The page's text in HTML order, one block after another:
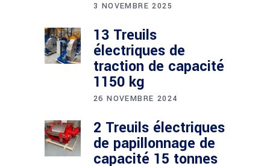
3 NOVEMBRE 2025
13 Treuils
électriques de
traction de capacité
1150 kg
26 NOVEMBRE 2024
2 Treuils électriques
de papillonnage de
capacité 15 tonnes